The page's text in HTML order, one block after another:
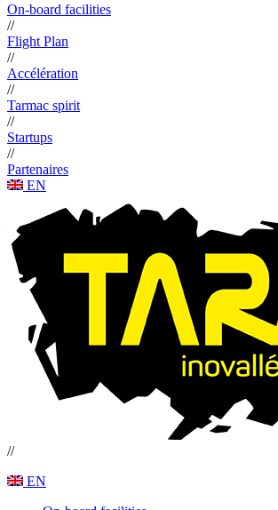
On-board facilities
//
Flight Plan
//
Accélération
//
Tarmac spirit
//
Startups
//
Partenaires
EN
//
EN